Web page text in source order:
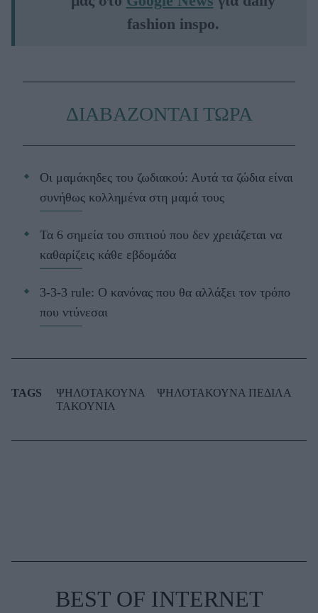
fashion inspo.
ΔΙΑΒΑΖΟΝΤΑΙ ΤΩΡΑ
Οι μαμάκηδες του ζωδιακού: Αυτά τα ζώδια είναι
συνήθως κολλημένα στη μαμά τους
Τα 6 σημεία του σπιτιού που δεν χρειάζεται να
καθαρίζεις κάθε εβδομάδα
3-3-3 rule: Ο κανόνας που θα αλλάξει τον τρόπο
που ντύνεσαι
TAGS ΨΗΛΟΤΑΚΟΥΝΑ
ΨΗΛΟΤΑΚΟΥΝΑ ΠΕΔΙΛΑ
ΤΑΚΟΥΝΙΑ
BEST OF INTERNET